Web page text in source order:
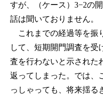
すが、（ケース）3−2の
話は聞いておりません。
これまでの経過等を振
して、短期開門調査を受
査を行わないと示された
返ってしまった。では、
っしゃっても、将来揺る